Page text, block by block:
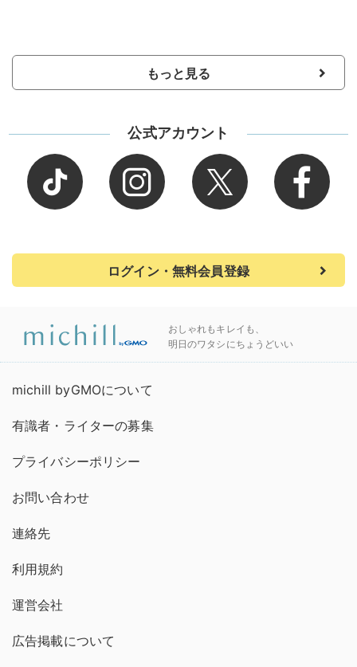
もっと見る
公式アカウント
ログイン・無料会員登録
おしゃれもキレイも、
明日のワタシにちょうどいい
michill byGMOについて
有識者・ライターの募集
プライバシーポリシー
お問い合わせ
連絡先
利用規約
運営会社
広告掲載について